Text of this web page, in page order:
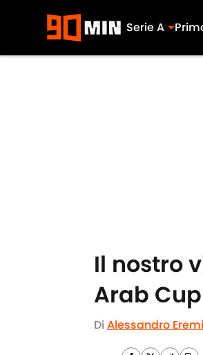
Serie A
Il nostro
Arab Cup
Di Alessandro